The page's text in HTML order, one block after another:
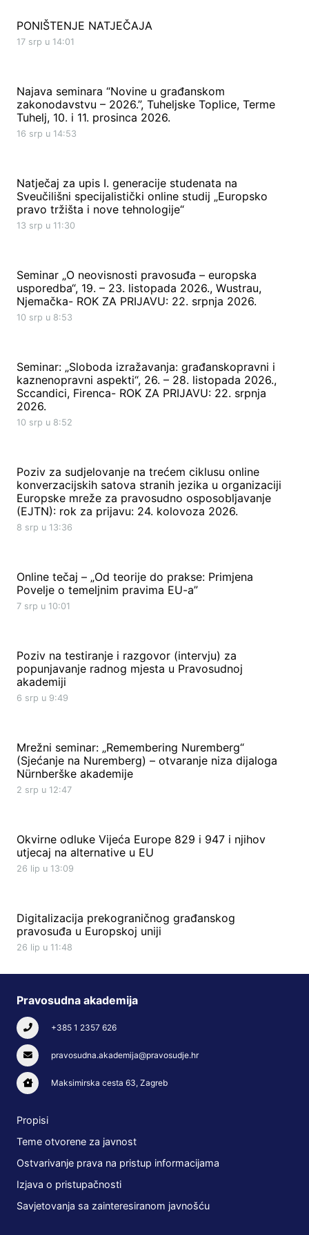
PONIŠTENJE NATJEČAJA
17 srp u 14:01
Najava seminara “Novine u građanskom
zakonodavstvu – 2026.”, Tuheljske Toplice, Terme
Tuhelj, 10. i 11. prosinca 2026.
16 srp u 14:53
Natječaj za upis I. generacije studenata na
Sveučilišni specijalistički online studij „Europsko
pravo tržišta i nove tehnologije“
13 srp u 11:30
Seminar „O neovisnosti pravosuđa – europska
usporedba“, 19. – 23. listopada 2026., Wustrau,
Njemačka- ROK ZA PRIJAVU: 22. srpnja 2026.
10 srp u 8:53
Seminar: „Sloboda izražavanja: građanskopravni i
kaznenopravni aspekti“, 26. – 28. listopada 2026.,
Sccandici, Firenca- ROK ZA PRIJAVU: 22. srpnja
2026.
10 srp u 8:52
Poziv za sudjelovanje na trećem ciklusu online
konverzacijskih satova stranih jezika u organizaciji
Europske mreže za pravosudno osposobljavanje
(EJTN): rok za prijavu: 24. kolovoza 2026.
8 srp u 13:36
Online tečaj – „Od teorije do prakse: Primjena
Povelje o temeljnim pravima EU-a”
7 srp u 10:01
Poziv na testiranje i razgovor (intervju) za
popunjavanje radnog mjesta u Pravosudnoj
akademiji
6 srp u 9:49
Mrežni seminar: „Remembering Nuremberg“
(Sjećanje na Nuremberg) – otvaranje niza dijaloga
Nürnberške akademije
2 srp u 12:47
Okvirne odluke Vijeća Europe 829 i 947 i njihov
utjecaj na alternative u EU
26 lip u 13:09
Digitalizacija prekograničnog građanskog
pravosuđa u Europskoj uniji
26 lip u 11:48
Pravosudna akademija
+385 1 2357 626
pravosudna.akademija@pravosudje.hr
Maksimirska cesta 63, Zagreb
Propisi
Teme otvorene za javnost
Ostvarivanje prava na pristup informacijama
Izjava o pristupačnosti
Savjetovanja sa zainteresiranom javnošću